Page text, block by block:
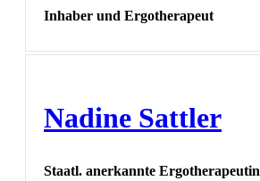
Inhaber und Ergotherapeut
Nadine Sattler
Staatl. anerkannte Ergotherapeutin